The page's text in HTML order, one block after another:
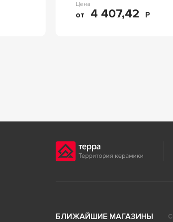
Цена
от 4 407,42 Р
БЛИЖАЙШИЕ МАГАЗИНЫ